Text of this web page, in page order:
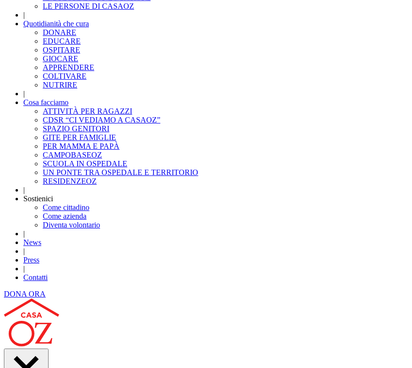
LE PERSONE DI CASAOZ
|
Quotidianità che cura
DONARE
EDUCARE
OSPITARE
GIOCARE
APPRENDERE
COLTIVARE
NUTRIRE
|
Cosa facciamo
ATTIVITÀ PER RAGAZZI
CDSR “CI VEDIAMO A CASAOZ”
SPAZIO GENITORI
GITE PER FAMIGLIE
PER MAMMA E PAPÀ
CAMPOBASEOZ
SCUOLA IN OSPEDALE
UN PONTE TRA OSPEDALE E TERRITORIO
RESIDENZEOZ
|
Sostienici
Come cittadino
Come azienda
Diventa volontario
|
News
|
Press
|
Contatti
DONA ORA